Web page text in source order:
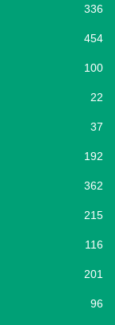
336
454
100
22
37
192
362
215
116
201
96